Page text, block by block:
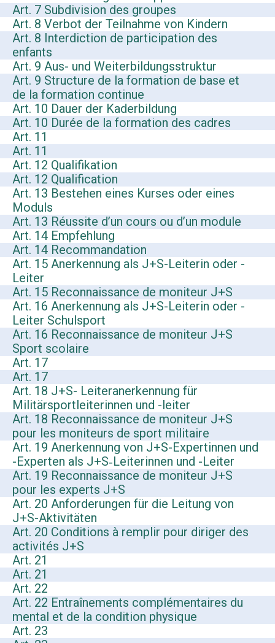
Art. 7 Subdivision des groupes
Art. 8 Verbot der Teilnahme von Kindern
Art. 8 Interdiction de participation des
enfants
Art. 9 Aus- und Weiterbildungsstruktur
Art. 9 Structure de la formation de base et
de la formation continue
Art. 10 Dauer der Kaderbildung
Art. 10 Durée de la formation des cadres
Art. 11
Art. 11
Art. 12 Qualifikation
Art. 12 Qualification
Art. 13 Bestehen eines Kurses oder eines
Moduls
Art. 13 Réussite d’un cours ou d’un module
Art. 14 Empfehlung
Art. 14 Recommandation
Art. 15 Anerkennung als J+S-Leiterin oder -
Leiter
Art. 15 Reconnaissance de moniteur J+S
Art. 16 Anerkennung als J+S-Leiterin oder -
Leiter Schulsport
Art. 16 Reconnaissance de moniteur J+S
Sport scolaire
Art. 17
Art. 17
Art. 18 J+S- Leiteranerkennung für
Militärsportleiterinnen und -leiter
Art. 18 Reconnaissance de moniteur J+S
pour les moniteurs de sport militaire
Art. 19 Anerkennung von J+S-Expertinnen und
-Experten als J+S‑Leiterinnen und -Leiter
Art. 19 Reconnaissance de moniteur J+S
pour les experts J+S
Art. 20 Anforderungen für die Leitung von
J+S-Aktivitäten
Art. 20 Conditions à remplir pour diriger des
activités J+S
Art. 21
Art. 21
Art. 22
Art. 22 Entraînements complémentaires du
mental et de la condition physique
Art. 23